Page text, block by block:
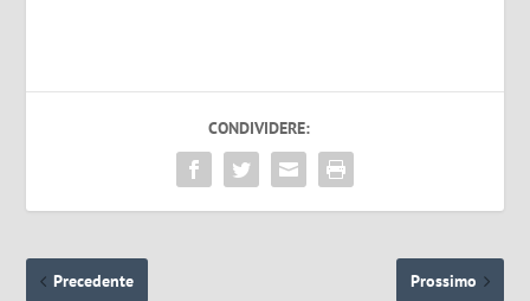
CONDIVIDERE:
Precedente Prossimo